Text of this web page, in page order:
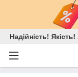
Надійність!